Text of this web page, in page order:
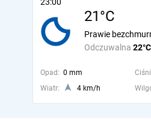
21°C
Odczuwalna 22°C
Prawie
Opad: 0 mm
Wiatr:
4 km/h